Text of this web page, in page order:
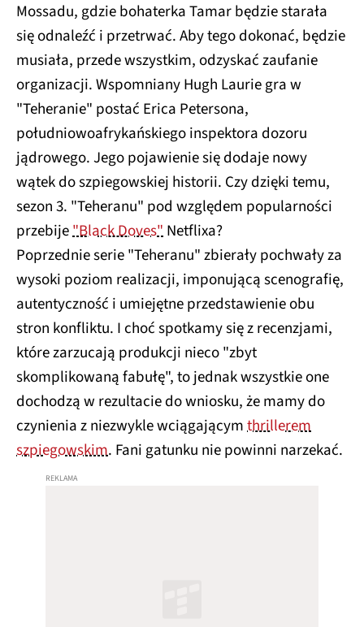
Mossadu, gdzie bohaterka Tamar będzie starała
się odnaleźć i przetrwać. Aby tego dokonać, będzie
musiała, przede wszystkim, odzyskać zaufanie
organizacji. Wspomniany Hugh Laurie gra w
"Teheranie" postać Erica Petersona,
południowoafrykańskiego inspektora dozoru
jądrowego. Jego pojawienie się dodaje nowy
wątek do szpiegowskiej historii. Czy dzięki temu,
sezon 3. "Teheranu" pod względem popularności
przebije"Black Doves"Netflixa?
Poprzednie serie "Teheranu" zbierały pochwały za
wysoki poziom realizacji, imponującą scenografię,
autentyczność i umiejętne przedstawienie obu
stron konfliktu. I choć spotkamy się z recenzjami,
które zarzucają produkcji nieco "zbyt
skomplikowaną fabułę", to jednak wszystkie one
dochodzą w rezultacie do wniosku, że mamy do
czynienia z niezwykle wciągającymthrillerem
szpiegowskim. Fani gatunku nie powinni narzekać.